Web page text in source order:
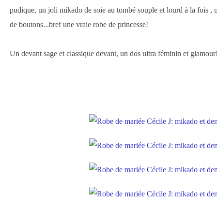
pudique, un joli mikado de soie au tombé souple et lourd à la fois ,
de boutons...bref une vraie robe de princesse!
Un devant sage et classique devant, un dos ultra féminin et